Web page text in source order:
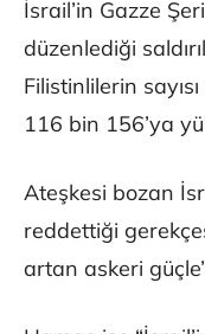
İsrail’in Gazze
düzenlediği
Filistinlilerin
116 bin 156’ya
Ateşkesi bozan
reddettiği
artan askeri